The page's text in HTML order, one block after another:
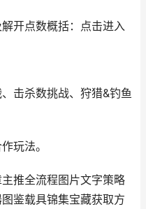
开点数概括：点击进入
击杀数挑战、狩猎&钓鱼
玩法。
推全流程图片文字策略
鉴载具锦集宝藏获取方